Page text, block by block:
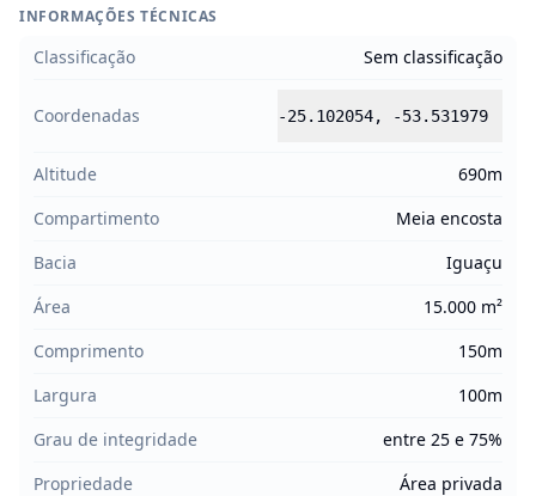
INFORMAÇÕES TÉCNICAS
Classificação Sem classificação
Coordenadas -25.102054, -53.531979
Altitude
690m
Compartimento
Meia encosta
Bacia
Iguaçu
Área
15.000 m²
Comprimento
150m
Largura
100m
Grau de integridade
entre 25 e 75%
Propriedade
Área privada